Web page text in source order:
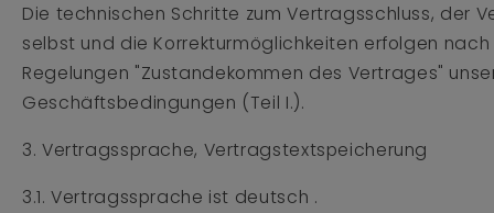
Die technischen Schritte zum Vertragsschluss, der
selbst und die Korrekturmöglichkeiten erfolgen
Regelungen "Zustandekommen des Vertrages"
Geschäftsbedingungen (Teil I.).
3. Vertragssprache, Vertragstextspeicherung
3.1. Vertragssprache ist deutsch .